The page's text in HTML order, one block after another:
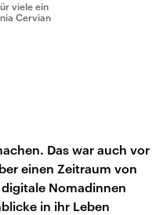
viele ein
Cervian
Das war auch vor
einen Zeitraum von
Nomadinnen
in ihr Leben